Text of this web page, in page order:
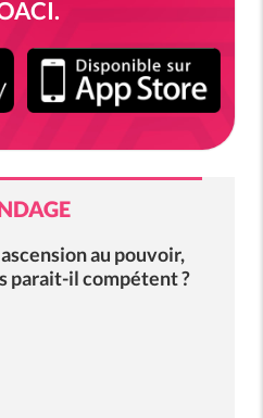
au pouvoir,
parait-il compétent ?